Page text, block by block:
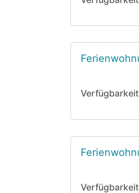
Verfügbarkeit
Verfügbarkeit